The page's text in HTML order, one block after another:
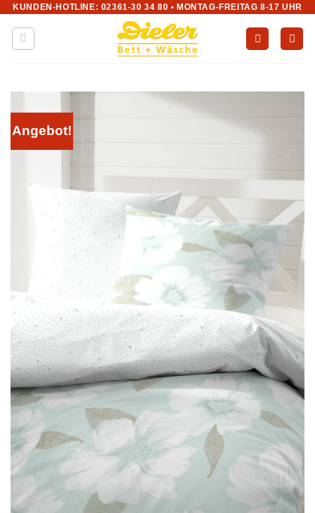
Zum
Inhalt
springen
KUNDEN-HOTLINE: 02361-30 34 80 • MONTAG-FREITAG 8-17 UHR
Angebot!